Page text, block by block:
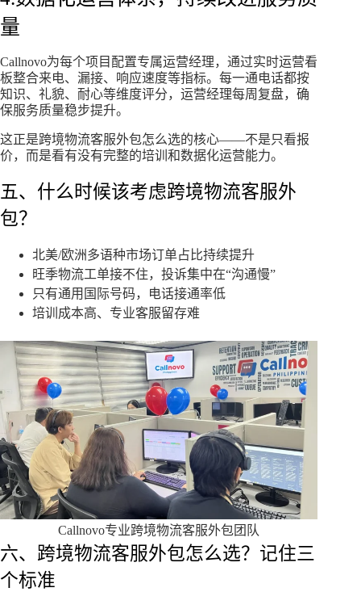
量
Callnovo为每个项目配置专属运营经理，通过实时运营看
板整合来电、漏接、响应速度等指标。每一通电话都按
知识、礼貌、耐心等维度评分，运营经理每周复盘，确
保服务质量稳步提升。
这正是跨境物流客服外包怎么选的核心——不是只看报
价，而是看有没有完整的培训和数据化运营能力。
五、什么时候该考虑跨境物流客服外
包？
北美/欧洲多语种市场订单占比持续提升
旺季物流工单接不住，投诉集中在“沟通慢”
只有通用国际号码，电话接通率低
培训成本高、专业客服留存难
Callnovo专业跨境物流客服外包团队
六、跨境物流客服外包怎么选？记住三
个标准